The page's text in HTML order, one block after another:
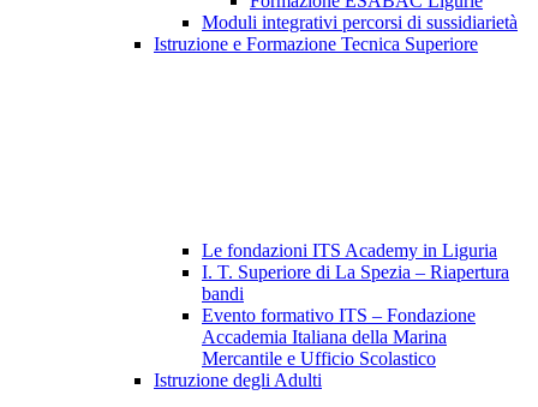
Moduli integrativi percorsi di sussidiarietà
Istruzione e Formazione Tecnica Superiore
Le fondazioni ITS Academy in Liguria
I. T. Superiore di La Spezia – Riapertura
bandi
Evento formativo ITS – Fondazione
Accademia Italiana della Marina
Mercantile e Ufficio Scolastico
Istruzione degli Adulti